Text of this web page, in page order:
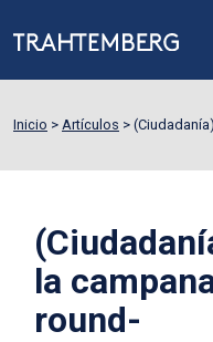
Inicio > Artículos >
la
round-